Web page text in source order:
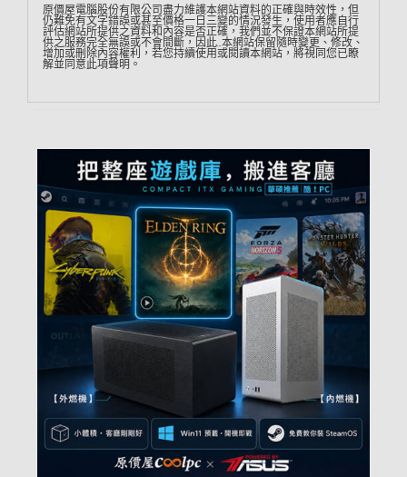
原價屋電腦股份有限公司盡力維護本網站資料的正確與時效性，但
仍難免有文字錯誤或甚至價格一日三變的情況發生，使用者應自行
評估網站所提供之資料和內容是否正確，我們並不保證本網站所提
供之服務完全無誤或不會間斷，因此…本網站保留隨時變更、修改、
增加或刪除內容權利，若您持續使用或閱讀本網站，將視同您已瞭
解並同意此項聲明。